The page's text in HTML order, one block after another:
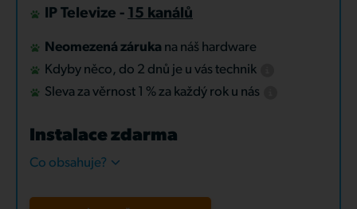
IP Televize - 15 kanálů
Neomezená záruka na náš hardware
Kdyby něco, do 2 dnů je u vás technik
Sleva za věrnost 1 % za každý rok u nás
Instalace zdarma
Co obsahuje?